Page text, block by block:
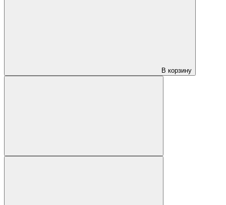
В корзину